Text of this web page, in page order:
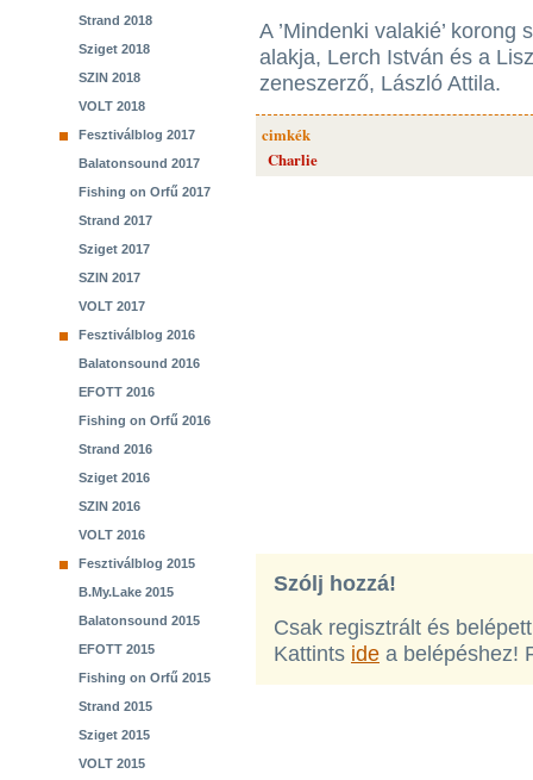
Strand 2018
Sziget 2018
SZIN 2018
VOLT 2018
Fesztiválblog 2017
Balatonsound 2017
Fishing on Orfű 2017
Strand 2017
Sziget 2017
SZIN 2017
VOLT 2017
Fesztiválblog 2016
Balatonsound 2016
EFOTT 2016
Fishing on Orfű 2016
Strand 2016
Sziget 2016
SZIN 2016
VOLT 2016
Fesztiválblog 2015
B.My.Lake 2015
Balatonsound 2015
EFOTT 2015
Fishing on Orfű 2015
Strand 2015
Sziget 2015
VOLT 2015
A ’Mindenki valakié’ korong
alakja, Lerch István és a
zeneszerző, László Attila.
cimkék
Charlie
Szólj hozzá!
Csak regisztrált és
Kattints ide a belépéshez!